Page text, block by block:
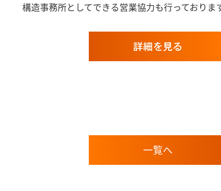
構造事務所としてできる営業協力も行っておりま
詳細を見る
一覧へ